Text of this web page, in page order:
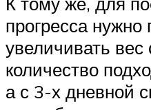
прогресса нужно
увеличивать вес
количество
а с 3-х дневной